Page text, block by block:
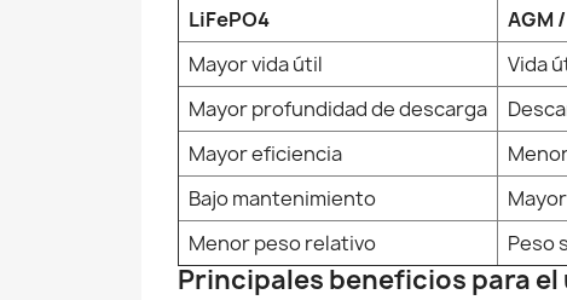
LiFePO4
AGM
Mayor vida útil
Vida
Mayor profundidad de descarga
Mayor eficiencia
Bajo mantenimiento
Menor peso relativo
Peso
Principales beneficios para